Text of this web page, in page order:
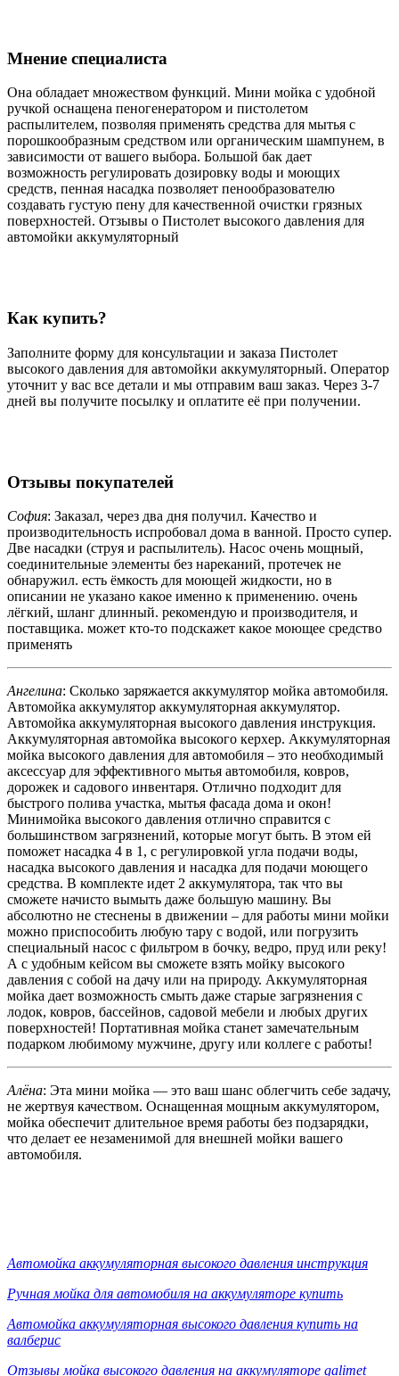
Мнение специалиста
Она обладает множеством функций. Мини мойка с удобной
ручкой оснащена пеногенератором и пистолетом
распылителем, позволяя применять средства для мытья с
порошкообразным средством или органическим шампунем, в
зависимости от вашего выбора. Большой бак дает
возможность регулировать дозировку воды и моющих
средств, пенная насадка позволяет пенообразователю
создавать густую пену для качественной очистки грязных
поверхностей. Отзывы о Пистолет высокого давления для
автомойки аккумуляторный
Как купить?
Заполните форму для консультации и заказа Пистолет
высокого давления для автомойки аккумуляторный. Оператор
уточнит у вас все детали и мы отправим ваш заказ. Через 3-7
дней вы получите посылку и оплатите её при получении.
Отзывы покупателей
София: Заказал, через два дня получил. Качество и
производительность испробовал дома в ванной. Просто супер.
Две насадки (струя и распылитель). Насос очень мощный,
соединительные элементы без нареканий, протечек не
обнаружил. есть ёмкость для моющей жидкости, но в
описании не указано какое именно к применению. очень
лёгкий, шланг длинный. рекомендую и производителя, и
поставщика. может кто-то подскажет какое моющее средство
применять
Ангелина: Сколько заряжается аккумулятор мойка автомобиля.
Автомойка аккумулятор аккумуляторная аккумулятор.
Автомойка аккумуляторная высокого давления инструкция.
Аккумуляторная автомойка высокого керхер. Аккумуляторная
мойка высокого давления для автомобиля – это необходимый
аксессуар для эффективного мытья автомобиля, ковров,
дорожек и садового инвентаря. Отлично подходит для
быстрого полива участка, мытья фасада дома и окон!
Минимойка высокого давления отлично справится с
большинством загрязнений, которые могут быть. В этом ей
поможет насадка 4 в 1, с регулировкой угла подачи воды,
насадка высокого давления и насадка для подачи моющего
средства. В комплекте идет 2 аккумулятора, так что вы
сможете начисто вымыть даже большую машину. Вы
абсолютно не стеснены в движении – для работы мини мойки
можно приспособить любую тару с водой, или погрузить
специальный насос с фильтром в бочку, ведро, пруд или реку!
А с удобным кейсом вы сможете взять мойку высокого
давления с собой на дачу или на природу. Аккумуляторная
мойка дает возможность смыть даже старые загрязнения с
лодок, ковров, бассейнов, садовой мебели и любых других
поверхностей! Портативная мойка станет замечательным
подарком любимому мужчине, другу или коллеге с работы!
Алёна: Эта мини мойка — это ваш шанс облегчить себе задачу,
не жертвуя качеством. Оснащенная мощным аккумулятором,
мойка обеспечит длительное время работы без подзарядки,
что делает ее незаменимой для внешней мойки вашего
автомобиля.
Автомойка аккумуляторная высокого давления инструкция
Ручная мойка для автомобиля на аккумуляторе купить
Автомойка аккумуляторная высокого давления купить на
валберис
Отзывы мойка высокого давления на аккумуляторе galimet